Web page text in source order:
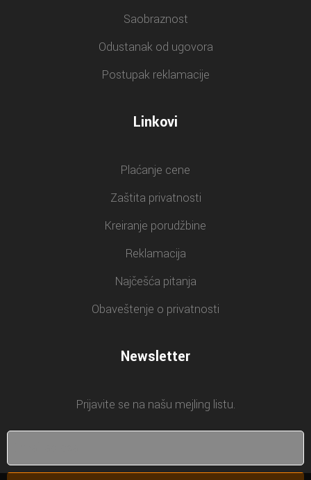
Saobraznost
Odustanak od ugovora
Postupak reklamacije
Linkovi
Plaćanje cene
Zaštita privatnosti
Kreiranje porudžbine
Reklamacija
Najčešća pitanja
Obaveštenje o privatnosti
Newsletter
Prijavite se na našu mejling listu.